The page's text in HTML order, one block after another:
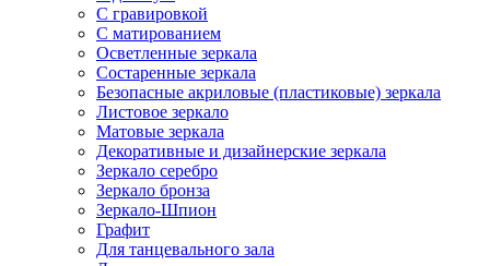
С гравировкой
С матированием
Oсветленные зеркала
Состаренные зеркала
Безопасные акриловые (пластиковые) зеркала
Листовое зеркало
Матовые зеркала
Декоративные и дизайнерские зеркала
Зеркало серебро
Зеркало бронза
Зеркало-Шпион
Графит
Для танцевального зала